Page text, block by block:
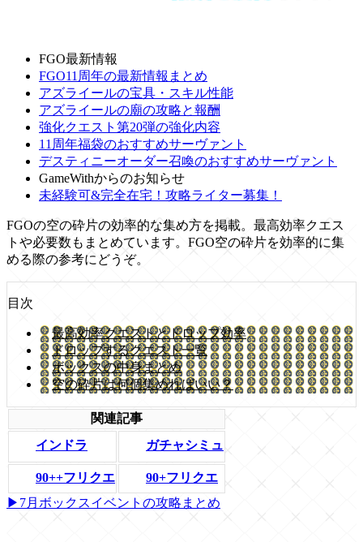
FGO最新情報
FGO11周年の最新情報まとめ
アズライールの宝具・スキル性能
アズライールの廟の攻略と報酬
強化クエスト第20弾の強化内容
11周年福袋のおすすめサーヴァント
デスティニーオーダー召喚のおすすめサーヴァント
GameWithからのお知らせ
未経験可&完全在宅！攻略ライター募集！
FGOの空の砕片の効率的な集め方を掲載。最高効率クエス
トや必要数もまとめています。FGO空の砕片を効率的に集
める際の参考にどうぞ。
目次
最高効率クエストとドロップ効率
ドロップするクエスト一覧
ボックスの中身まとめ
空の砕片は何個集めればいい？
関連記事
インドラ
ガチャシミュ
90++フリクエ
90+フリクエ
▶7月ボックスイベントの攻略まとめ